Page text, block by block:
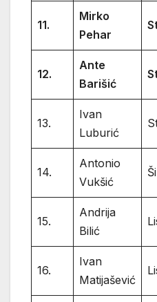
11.
Mirko
Pehar
12.
Ante
Barišić
13.
Ivan
Luburić
14.
Antonio
Vukšić
15.
Andrija
Bilić
16.
Ivan
Matijašević